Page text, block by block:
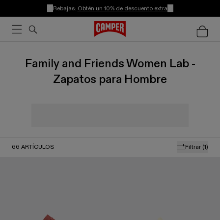
Rebajas: Obtén un 10% de descuento extra
Family and Friends Women Lab -
Zapatos para Hombre
Filtrar (1)
66 ARTÍCULOS